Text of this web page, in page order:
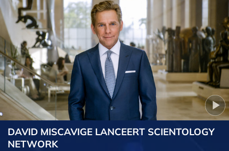
DAVID MISCAVIGE LANCEERT SCIENTOLOGY
NETWORK